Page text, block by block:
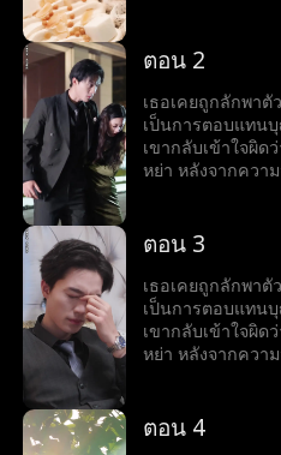
ตอน 2
เธอเคยถูกลักพาตั
เป็นการตอบแทน
เขากลับเข้าใจผิ
หย่า หลังจากความ
ตอน 3
เธอเคยถูกลักพาตั
เป็นการตอบแทน
เขากลับเข้าใจผิ
หย่า หลังจากความ
ตอน 4